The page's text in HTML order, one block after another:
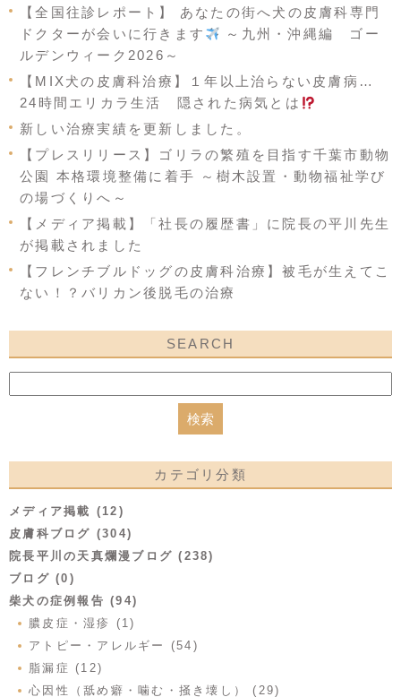
【全国往診レポート】 あなたの街へ犬の皮膚科専門
ドクターが会いに行きます
～九州・沖縄編 ゴー
ルデンウィーク2026～
【MIX犬の皮膚科治療】１年以上治らない皮膚病…
24時間エリカラ生活 隠された病気とは
新しい治療実績を更新しました。
【プレスリリース】ゴリラの繁殖を目指す千葉市動物
公園 本格環境整備に着手 ～樹木設置・動物福祉学び
の場づくりへ～
【メディア掲載】「社長の履歴書」に院長の平川先生
が掲載されました
【フレンチブルドッグの皮膚科治療】被毛が生えてこ
ない！？バリカン後脱毛の治療
SEARCH
カテゴリ分類
メディア掲載 (12)
皮膚科ブログ (304)
院長平川の天真爛漫ブログ (238)
ブログ (0)
柴犬の症例報告 (94)
膿皮症・湿疹 (1)
アトピー・アレルギー (54)
脂漏症 (12)
心因性（舐め癖・噛む・掻き壊し） (29)